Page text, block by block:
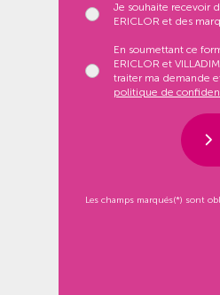
Je souhaite recevoir
ERICLOR et des
En soumettant ce
ERICLOR et
traiter ma demande
politique de
Les champs marqués(*) sont